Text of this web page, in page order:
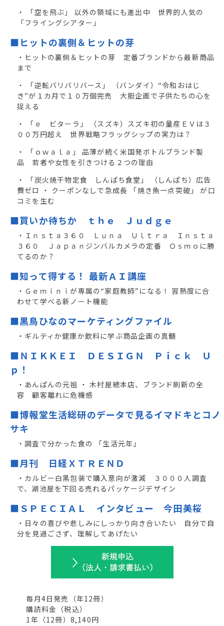
・ 「空を飛ぶ」 以外の領域にも進出中 世界的人気の
「フライングシアター」
■ヒットの裏側＆ヒットの芽
・ヒットの裏側＆ヒットの芽 定番ブランドから最新商品
まで
・ 「逆転バリバリバース」 （バンダイ）“令和おはじ
き”が１カ月で１０万個完売 大胆企画で子供たちの心を
捉える
・ 「ｅ ビターラ」 （スズキ）スズキ初の量産ＥＶは３
００万円超え 世界戦略フラッグシップの実力は？
・ 「ｏｗａｌａ」 品薄が続く米国発ボトルブランド製
品 若者や女性を引きつける２つの理由
・ 「炭火焼干物定食 しんぱち食堂」 （しんぱち）広告
費ゼロ ・ クーポンなしで急成長 「焼き魚一点突破」 が口
コミを生む
■買いか待ちか ｔｈｅ Ｊｕｄｇｅ
・Ｉｎｓｔａ３６０ Ｌｕｎａ Ｕｌｔｒａ Ｉｎｓｔａ
３６０ Ｊａｐａｎジンバルカメラの定番 Ｏｓｍｏに勝
てるのか？
■知って得する！ 最新ＡＩ講座
・Ｇｅｍｉｎｉが専属の“家庭教師”になる！ 習熟度に合
わせて学べる新ノート機能
■黒鳥ひなのマーケティングファイル
・ギルティか健康か飲料に学ぶ商品企画の真髄
■ＮＩＫＫＥＩ ＤＥＳＩＧＮ Ｐｉｃｋ Ｕ
ｐ！
・あんぱんの元祖 ・ 木村屋總本店、ブランド刷新の全
容 顧客離れに危機感
■博報堂生活総研のデータで見るイマドキとコノ
サキ
・調査で分かった食の 「生活元年」
■月刊 日経ＸＴＲＥＮＤ
・カルビー白黒包装で購入意向が激減 ３０００人調査
で、湖池屋を下回る売れるパッケージデザイン
■ＳＰＥＣＩＡＬ インタビュー 今田美桜
・日々の喜びや悲しみにしっかり向き合いたい 自分で自
分を見過ごさず、理解してあげたい
毎月4日発売 （年12冊）
購読料金（税込）
1年（12冊）8,140円